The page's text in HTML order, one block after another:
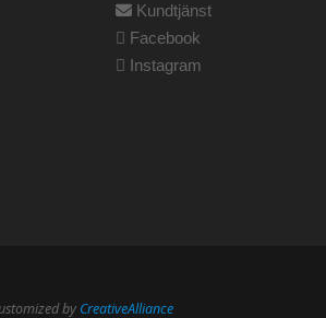
Kundtjänst
Facebook
Instagram
by CreativeAlliance